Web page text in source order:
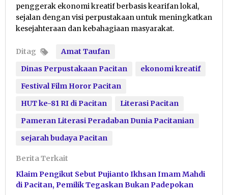
penggerak ekonomi kreatif berbasis kearifan lokal,
sejalan dengan visi perpustakaan untuk meningkatkan
kesejahteraan dan kebahagiaan masyarakat.
Ditag
Amat Taufan
Dinas Perpustakaan Pacitan
ekonomi kreatif
Festival Film Horor Pacitan
HUT ke-81 RI di Pacitan
Literasi Pacitan
Pameran Literasi Peradaban Dunia Pacitanian
sejarah budaya Pacitan
Berita Terkait
Klaim Pengikut Sebut Pujianto Ikhsan Imam Mahdi
di Pacitan, Pemilik Tegaskan Bukan Padepokan